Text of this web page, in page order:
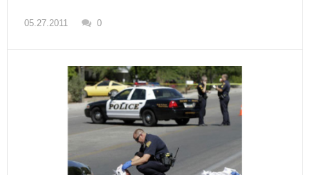
05.27.2011 0